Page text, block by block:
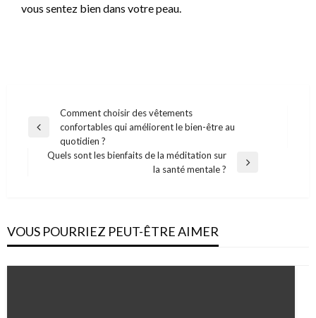
vous sentez bien dans votre peau.
Navigation
de
l’article
Previous
Comment choisir des vêtements
confortables qui améliorent le bien-être au
quotidien ?
Quels sont les bienfaits de la méditation sur
la santé mentale ?
VOUS POURRIEZ PEUT-ÊTRE AIMER